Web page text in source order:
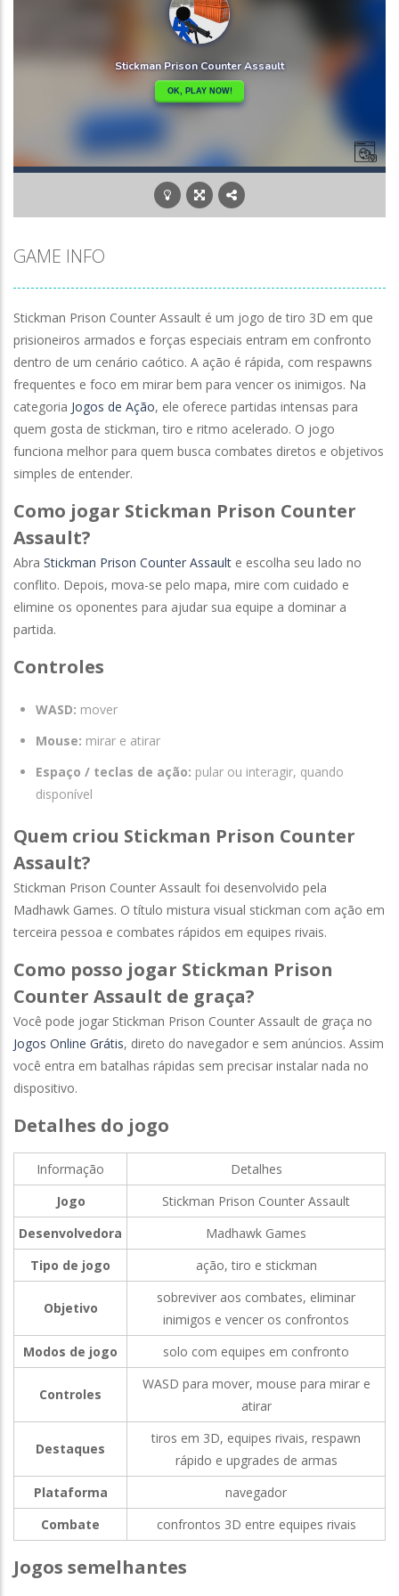
GAME INFO
Stickman Prison Counter Assault é um jogo de tiro 3D em que
prisioneiros armados e forças especiais entram em confronto
dentro de um cenário caótico. A ação é rápida, com respawns
frequentes e foco em mirar bem para vencer os inimigos. Na
categoria Jogos de Ação, ele oferece partidas intensas para
quem gosta de stickman, tiro e ritmo acelerado. O jogo
funciona melhor para quem busca combates diretos e objetivos
simples de entender.
Como jogar Stickman Prison Counter
Assault?
Abra Stickman Prison Counter Assault e escolha seu lado no
conflito. Depois, mova-se pelo mapa, mire com cuidado e
elimine os oponentes para ajudar sua equipe a dominar a
partida.
Controles
WASD: mover
Mouse: mirar e atirar
Espaço / teclas de ação: pular ou interagir, quando
disponível
Quem criou Stickman Prison Counter
Assault?
Stickman Prison Counter Assault foi desenvolvido pela
Madhawk Games. O título mistura visual stickman com ação em
terceira pessoa e combates rápidos em equipes rivais.
Como posso jogar Stickman Prison
Counter Assault de graça?
Você pode jogar Stickman Prison Counter Assault de graça no
Jogos Online Grátis, direto do navegador e sem anúncios. Assim
você entra em batalhas rápidas sem precisar instalar nada no
dispositivo.
Detalhes do jogo
Informação
Detalhes
Jogo
Stickman Prison Counter Assault
Desenvolvedora
Madhawk Games
Tipo de jogo
ação, tiro e stickman
Objetivo
sobreviver aos combates, eliminar
inimigos e vencer os confrontos
Modos de jogo
solo com equipes em confronto
Controles
WASD para mover, mouse para mirar e
atirar
Destaques
tiros em 3D, equipes rivais, respawn
rápido e upgrades de armas
Plataforma
navegador
Combate
confrontos 3D entre equipes rivais
Jogos semelhantes